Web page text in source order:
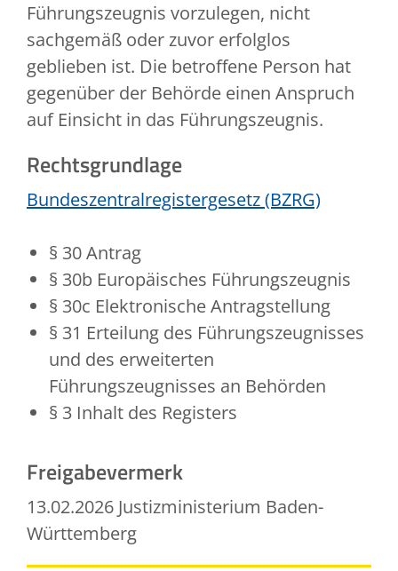
Führungszeugnis vorzulegen, nicht
sachgemäß oder zuvor erfolglos
geblieben ist. Die betroffene Person hat
gegenüber der Behörde einen Anspruch
auf Einsicht in das Führungszeugnis.
Rechtsgrundlage
Bundeszentralregistergesetz (BZRG)
§ 30 Antrag
§ 30b Europäisches Führungszeugnis
§ 30c Elektronische Antragstellung
§ 31 Erteilung des Führungszeugnisses
und des erweiterten
Führungszeugnisses an Behörden
§ 3 Inhalt des Registers
Freigabevermerk
13.02.2026 Justizministerium Baden-
Württemberg